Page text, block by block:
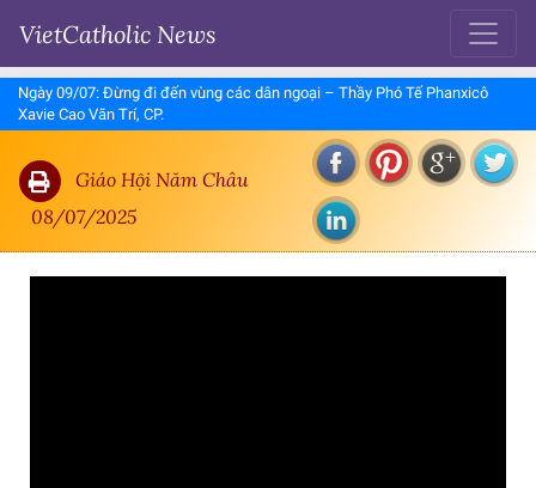
VietCatholic News
Ngày 09/07: Đừng đi đến vùng các dân ngoại – Thầy Phó Tế Phanxicô
Xavie Cao Văn Trí, CP.
Giáo Hội Năm Châu
08/07/2025